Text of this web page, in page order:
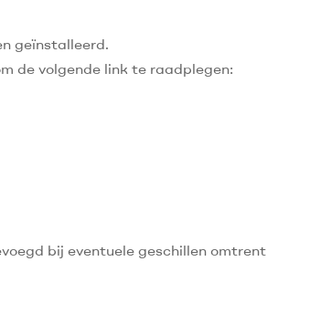
geïnstalleerd.
de volgende link te raadplegen:
bij eventuele geschillen omtrent